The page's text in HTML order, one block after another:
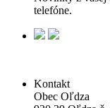
telefóne.
Kontakt
Obec Oľdza